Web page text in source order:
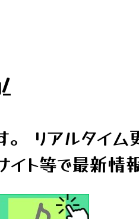
リアルタイム
ト等で最新情報